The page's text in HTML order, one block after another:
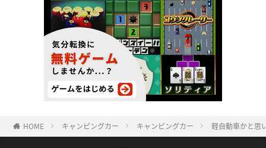
HOME キャンピングカー キャンピングカー 軽自動車かと思